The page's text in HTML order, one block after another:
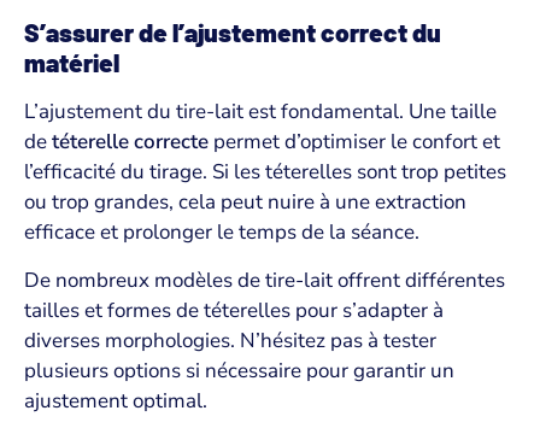
S’assurer de l’ajustement correct du
matériel
L’ajustement du tire-lait est fondamental. Une taille
detéterelle correcte permet d’optimiser le confort et
l’efficacité du tirage. Si les téterelles sont trop petites
ou trop grandes, cela peut nuire à une extraction
efficace et prolonger le temps de la séance.
De nombreux modèles de tire-lait offrent différentes
tailles et formes de téterelles pour s’adapter à
diverses morphologies. N’hésitez pas à tester
plusieurs options si nécessaire pour garantir un
ajustement optimal.